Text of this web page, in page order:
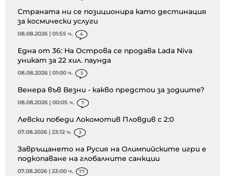
Страната ни се позиционира като дестинация
за космически услуги
08.08.2026 | 01:55 ч. 4
Една от 36: На Острова се продава Lada Niva
уникат за 22 хил. паунда
08.08.2026 | 01:00 ч. 3
Венера във Везни - какво предстои за зодиите?
08.08.2026 | 00:05 ч. 7
Левски победи Локомотив Пловдив с 2:0
07.08.2026 | 23:12 ч. 3
Завръщането на Русия на Олимпийските игри е
подкопаване на глобалните санкции
07.08.2026 | 23:00 ч. 77